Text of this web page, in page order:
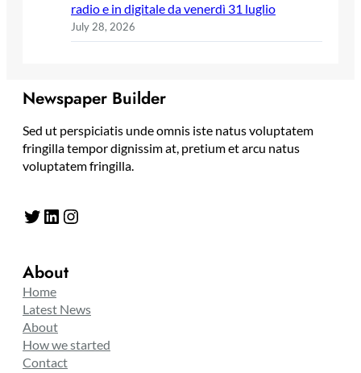
radio e in digitale da venerdì 31 luglio
July 28, 2026
Newspaper Builder
Sed ut perspiciatis unde omnis iste natus voluptatem
fringilla tempor dignissim at, pretium et arcu natus
voluptatem fringilla.
Twitter LinkedIn Instagram
About
Home
Latest News
About
How we started
Contact